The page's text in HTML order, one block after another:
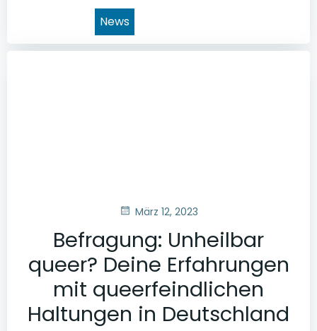
News
März 12, 2023
Befragung: Unheilbar
queer? Deine Erfahrungen
mit queerfeindlichen
Haltungen in Deutschland